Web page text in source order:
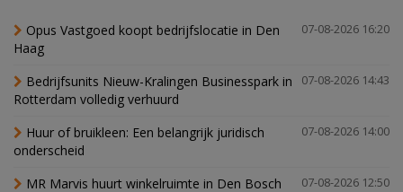
07-08-2026 16:20
Opus Vastgoed koopt bedrijfslocatie in Den
Haag
07-08-2026 14:43
Bedrijfsunits Nieuw-Kralingen Businesspark in
Rotterdam volledig verhuurd
07-08-2026 14:00
Huur of bruikleen: Een belangrijk juridisch
onderscheid
07-08-2026 12:50
MR Marvis huurt winkelruimte in Den Bosch